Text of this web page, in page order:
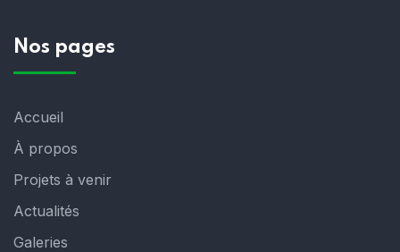
Nos pages
Accueil
À propos
Projets à venir
Actualités
Galeries